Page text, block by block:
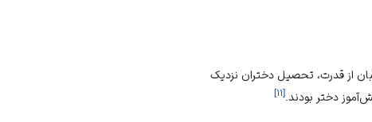
هستند. در سال ۲۰۰۱م، بعد از کنار رفتن طالبان از قدرت، تحصیل دختران نزدیک
[۱۱]